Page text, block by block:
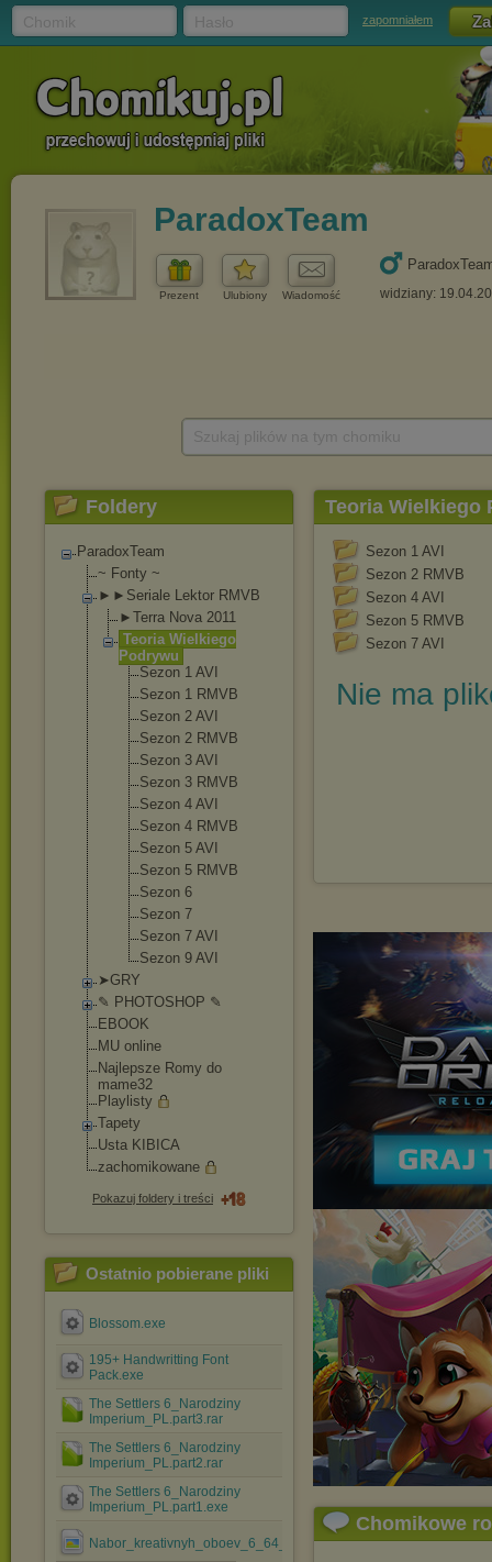
zapomniałem
ParadoxTeam
Prezent Ulubiony Wiadomość widziany:
Foldery
ParadoxTeam
~ Fonty ~
►►Seriale Lektor RMVB
►Terra Nova 2011
Teoria Wielkiego
Podrywu
Sezon 1 AVI
Sezon 1 RMVB
Sezon 2 AVI
Sezon 2 RMVB
Sezon 3 AVI
Sezon 3 RMVB
Sezon 4 AVI
Sezon 4 RMVB
Sezon 5 AVI
Sezon 5 RMVB
Sezon 6
Sezon 7
Sezon 7 AVI
Sezon 9 AVI
➤GRY
✎ PHOTOSHOP ✎
EBOOK
MU online
Najlepsze Romy do
mame32
Playlisty
Tapety
Usta KIBICA
zachomikowane
Pokazuj foldery i treści
Ostatnio pobierane pliki
Blossom.exe
195+ Handwritting Font
Pack.exe
The Settlers 6_Narodziny
Imperium_PL.part3.rar
The Settlers 6_Narodziny
Imperium_PL.part2.rar
The Settlers 6_Narodziny
Imperium_PL.part1.exe
Nabor_kreativnyh_oboev_6_64_bender777post.jpg
Teoria Wielkiego
Sezon 1 AVI
Sezon 2 RMVB
Sezon 4 AVI
Sezon 5 RMVB
Sezon 7 AVI
Nie ma
Chomikowe